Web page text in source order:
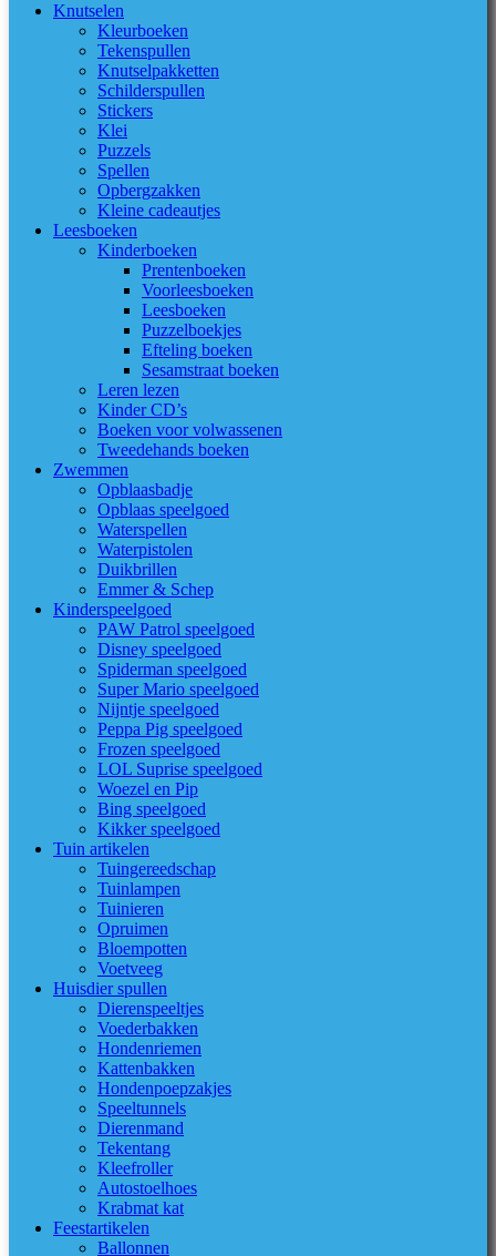
Knutselen
Kleurboeken
Tekenspullen
Knutselpakketten
Schilderspullen
Stickers
Klei
Puzzels
Spellen
Opbergzakken
Kleine cadeautjes
Leesboeken
Kinderboeken
Prentenboeken
Voorleesboeken
Leesboeken
Puzzelboekjes
Efteling boeken
Sesamstraat boeken
Leren lezen
Kinder CD’s
Boeken voor volwassenen
Tweedehands boeken
Zwemmen
Opblaasbadje
Opblaas speelgoed
Waterspellen
Waterpistolen
Duikbrillen
Emmer & Schep
Kinderspeelgoed
PAW Patrol speelgoed
Disney speelgoed
Spiderman speelgoed
Super Mario speelgoed
Nijntje speelgoed
Peppa Pig speelgoed
Frozen speelgoed
LOL Suprise speelgoed
Woezel en Pip
Bing speelgoed
Kikker speelgoed
Tuin artikelen
Tuingereedschap
Tuinlampen
Tuinieren
Opruimen
Bloempotten
Voetveeg
Huisdier spullen
Dierenspeeltjes
Voederbakken
Hondenriemen
Kattenbakken
Hondenpoepzakjes
Speeltunnels
Dierenmand
Tekentang
Kleefroller
Autostoelhoes
Krabmat kat
Feestartikelen
Ballonnen